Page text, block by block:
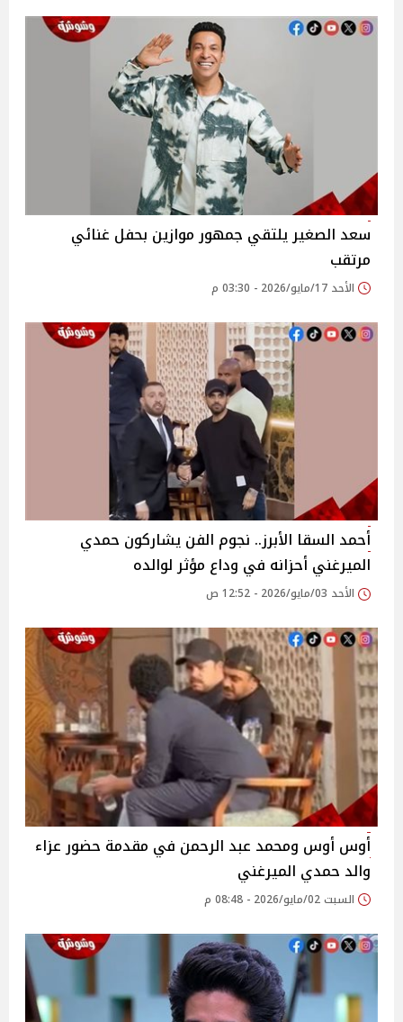
سعد الصغير يلتقي جمهور موازين بحفل غنائي
مرتقب
الأحد 17/مايو/2026 - 03:30 م
أحمد السقا الأبرز.. نجوم الفن يشاركون حمدي
الميرغني أحزانه في وداع مؤثر لوالده
الأحد 03/مايو/2026 - 12:52 ص
أوس أوس ومحمد عبد الرحمن في مقدمة حضور عزاء
والد حمدي الميرغني
السبت 02/مايو/2026 - 08:48 م